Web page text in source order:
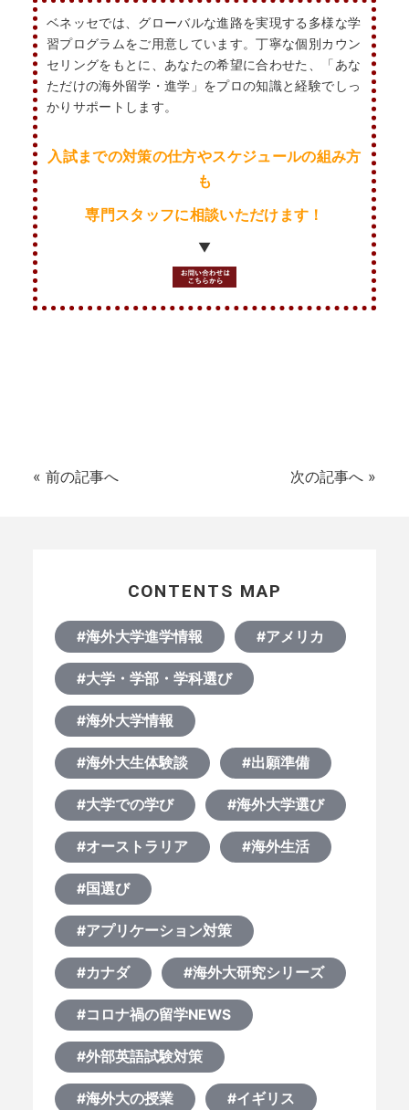
HOME
なぜ海外進学か？
どうやって？
ベネッセでは、グローバルな進路を実現する多様な学
習プログラムをご用意しています。丁寧な個別カウン
セリングをもとに、あなたの希望に合わせた、「あな
ただけの海外留学・進学」をプロの知識と経験でしっ
かりサポートします。
入試までの対策の仕方やスケジュールの組み方
も
専門スタッフに相談いただけます！
▼
« 前の記事へ 次の記事へ »
CONTENTS MAP
#海外大学進学情報 #アメリカ
#大学・学部・学科選び
#海外大学情報
#海外大生体験談 #出願準備
#大学での学び #海外大学選び
#オーストラリア #海外生活
#国選び
#アプリケーション対策
#カナダ #海外大研究シリーズ
#コロナ禍の留学NEWS
#外部英語試験対策
#海外大の授業 #イギリス